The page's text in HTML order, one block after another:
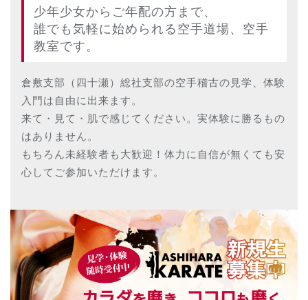
少年少女からご年配の方まで、
誰でも気軽に始められる空手道場、空手
教室です。
倉敷支部（四十瀬）総社支部の空手稽古の見学、体験
入門は自由に出来ます。
来て・見て・肌で感じてください。実体験に勝るもの
はありません。
もちろん未経験者も大歓迎！体力に自信が無くても安
心してご参加いただけます。